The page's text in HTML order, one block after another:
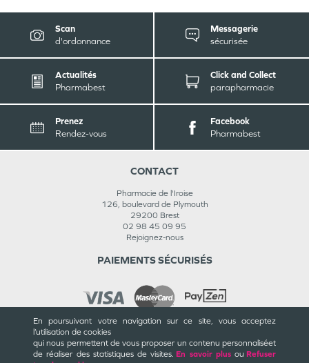
En poursuivant votre navigation sur ce site, vous acceptez
l’utilisation de cookies
qui nous permettent de vous proposer un contenu personnaliséet
de réaliser des statistiques de visites. En savoir plusou Refuser
Scan
d'ordonnance
Messagerie
sécurisée
Actualités
Pharmabest
Click and Collect
parapharmacie
Prenez
Rendez-vous
Facebook
Pharmabest
CONTACT
Pharmacie de l'Iroise
126, boulevard de Plymouth
29200 Brest
02 98 45 09 95
Rejoignez-nous
CGU / CGV
PAIEMENTS SÉCURISÉS